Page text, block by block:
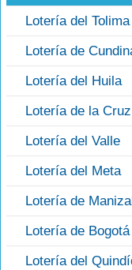
Lotería del Tolima
Lotería de
Lotería del Huila
Lotería de la
Lotería del Valle
Lotería del Meta
Lotería de
Lotería de Bogotá
Lotería del